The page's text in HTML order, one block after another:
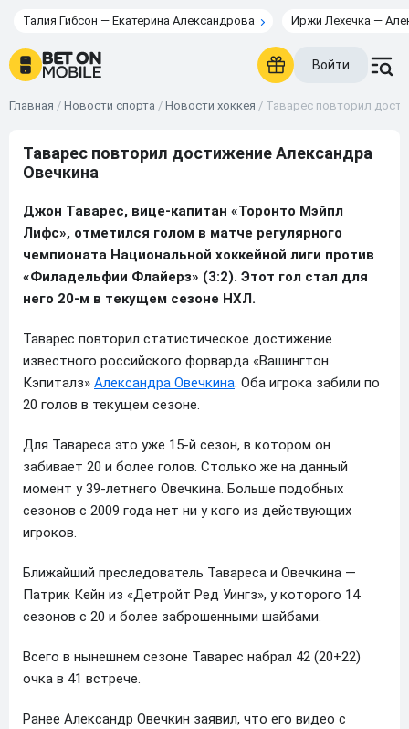
Талия Гибсон — Екатерина Александрова Иржи Лехечка —
Войти
Главная / Новости спорта / Новости хоккея / Таварес повторил
Таварес повторил достижение Александра
Овечкина
Джон Таварес, вице-капитан «Торонто Мэйпл
Лифс», отметился голом в матче регулярного
чемпионата Национальной хоккейной лиги против
«Филадельфии Флайерз» (3:2). Этот гол стал для
него 20-м в текущем сезоне НХЛ.
Таварес повторил статистическое достижение
известного российского форварда «Вашингтон
Кэпиталз» Александра Овечкина. Оба игрока забили по
20 голов в текущем сезоне.
Для Тавареса это уже 15-й сезон, в котором он
забивает 20 и более голов. Столько же на данный
момент у 39-летнего Овечкина. Больше подобных
сезонов с 2009 года нет ни у кого из действующих
игроков.
Ближайший преследователь Тавареса и Овечкина —
Патрик Кейн из «Детройт Ред Уингз», у которого 14
сезонов с 20 и более заброшенными шайбами.
Всего в нынешнем сезоне Таварес набрал 42 (20+22)
очка в 41 встрече.
Ранее Александр Овечкин заявил, что его видео с